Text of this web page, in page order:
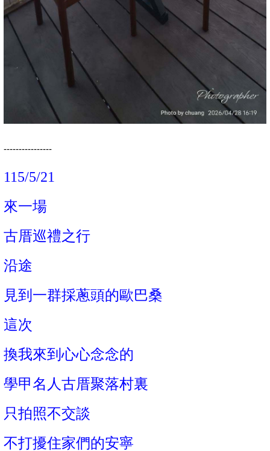
----------------
115/5/21
來一場
古厝巡禮之行
沿途
見到一群採蔥頭的歐巴桑
這次
換我來到心心念念的
學甲名人古厝聚落村裏
只拍照不交談
不打擾住家們的安寧